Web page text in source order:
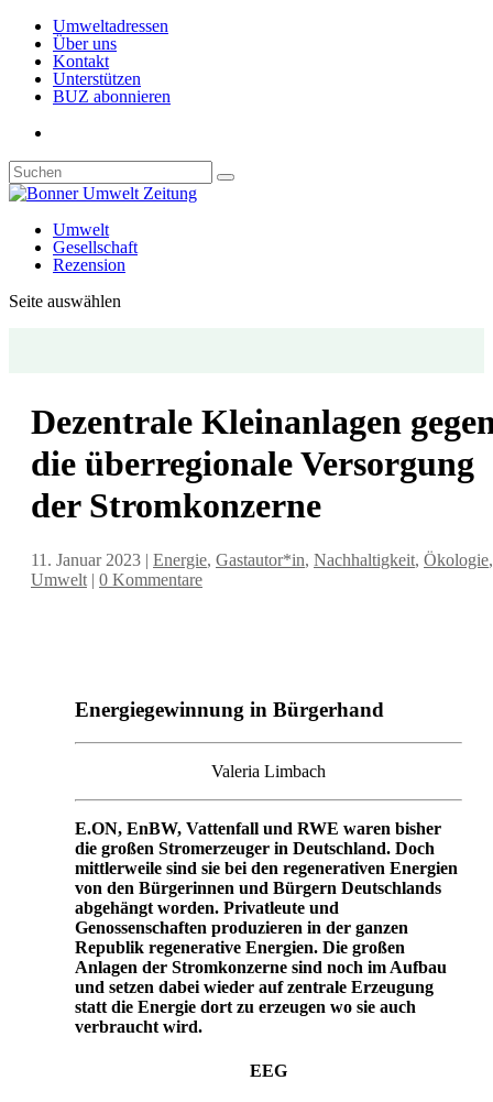
Umweltadressen
Über uns
Kontakt
Unterstützen
BUZ abonnieren
Umwelt
Gesellschaft
Rezension
Seite auswählen
Dezentrale Kleinanlagen
die überregionale Versorgung
der Stromkonzerne
11. Januar 2023 | Energie, Gastautor*in, Nachhaltigkeit, Ökologie,
Umwelt | 0 Kommentare
Energiegewinnung in Bürgerhand
Valeria Limbach
E.ON, EnBW, Vattenfall und RWE waren bisher
die großen Stromerzeuger in Deutschland. Doch
mittlerweile sind sie bei den regenerativen Energien
von den Bürgerinnen und Bürgern Deutschlands
abgehängt worden. Privatleute und
Genossenschaften produzieren in der ganzen
Republik regenerative Energien. Die großen
Anlagen der Stromkonzerne sind noch im Aufbau
und setzen dabei wieder auf zentrale Erzeugung
statt die Energie dort zu erzeugen wo sie auch
verbraucht wird.
EEG